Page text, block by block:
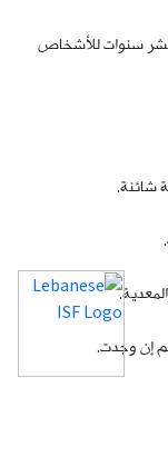
عشر سنوات للأشخاص
السنوي الذي